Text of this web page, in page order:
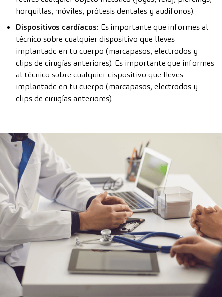
horquillas, móviles, prótesis dentales y audífonos).
Dispositivos cardíacos: Es importante que informes al
técnico sobre cualquier dispositivo que lleves
implantado en tu cuerpo (marcapasos, electrodos y
clips de cirugías anteriores). Es importante que informes
al técnico sobre cualquier dispositivo que lleves
implantado en tu cuerpo (marcapasos, electrodos y
clips de cirugías anteriores).